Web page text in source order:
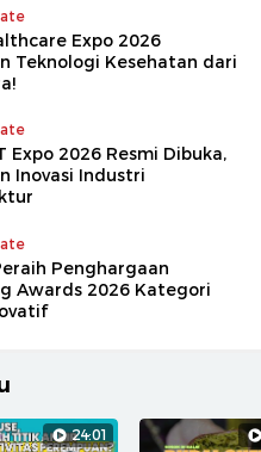
Expo 2026
Teknologi Kesehatan dari
Expo 2026 Resmi Dibuka,
Inovasi Industri
Penghargaan
Awards 2026 Kategori
24:01